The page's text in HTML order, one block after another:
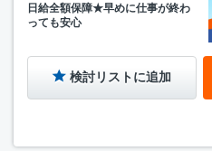
日給全額保障★早めに仕事が終わ
っても安心
検討リストに追加